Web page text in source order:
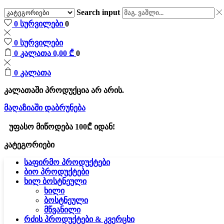
Search input
0 სურვილები0
0 სურვილები
0 კალათა 0,00 ₾ 0
0 კალათა
კალათაში პროდუქცია არ არის.
მაღაზიაში დაბრუნება
უფასო მიწოდება 100₾ იდან!
კატეგორიები
საფირმო პროდუქტები
ბიო პროდუქტები
ხილ ბოსტნეული
ხილი
ბოსტნეული
მწვანილი
რძის პროდუქტები & კვერცხი